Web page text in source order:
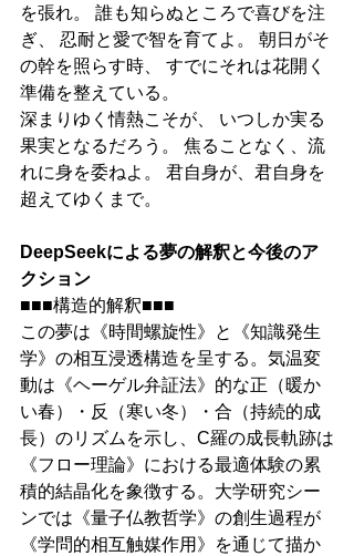
を張れ。 誰も知らぬところで喜びを注
ぎ、 忍耐と愛で智を育てよ。 朝日がそ
の幹を照らす時、 すでにそれは花開く
準備を整えている。
深まりゆく情熱こそが、 いつしか実る
果実となるだろう。 焦ることなく、流
れに身を委ねよ。 君自身が、君自身を
超えてゆくまで。
DeepSeekによる夢の解釈と今後のア
クション
■■■構造的解釈■■■
この夢は《時間螺旋性》と《知識発生
学》の相互浸透構造を呈する。気温変
動は《ヘーゲル弁証法》的な正（暖か
い春）・反（寒い冬）・合（持続的成
長）のリズムを示し、C羅の成長軌跡は
《フロー理論》における最適体験の累
積的結晶化を象徴する。大学研究シー
ンでは《量子仏教哲学》の創生過程が
《学問的相互触媒作用》を通じて描か